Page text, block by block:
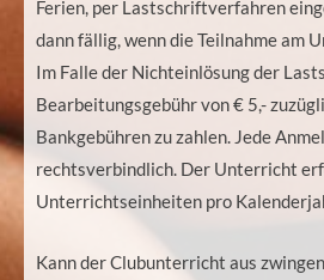
Ferien, per Lastschriftverfahren
dann fällig, wenn die Teilnahme am
Im Falle der Nichteinlösung der
Bearbeitungsgebühr von € 5,-
Bankgebühren zu zahlen. Jede
rechtsverbindlich. Der Unterricht
Unterrichtseinheiten pro
Kann der Clubunterricht aus